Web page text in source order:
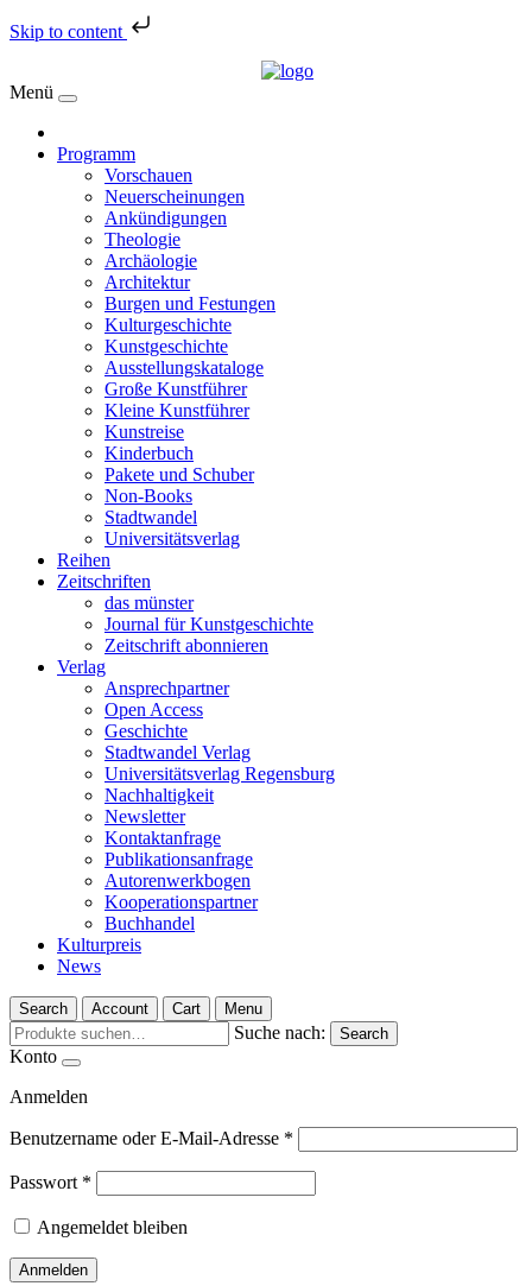
Skip to content
Menü
Programm
Vorschauen
Neuerscheinungen
Ankündigungen
Theologie
Archäologie
Architektur
Burgen und Festungen
Kulturgeschichte
Kunstgeschichte
Ausstellungskataloge
Große Kunstführer
Kleine Kunstführer
Kunstreise
Kinderbuch
Pakete und Schuber
Non-Books
Stadtwandel
Universitätsverlag
Reihen
Zeitschriften
das münster
Journal für Kunstgeschichte
Zeitschrift abonnieren
Verlag
Ansprechpartner
Open Access
Geschichte
Stadtwandel Verlag
Universitätsverlag Regensburg
Nachhaltigkeit
Newsletter
Kontaktanfrage
Publikationsanfrage
Autorenwerkbogen
Kooperationspartner
Buchhandel
Kulturpreis
News
Search Account Cart Menu
Suche nach: Search
Konto
Anmelden
Benutzername oder E-Mail-Adresse *
Passwort *
Angemeldet bleiben
Anmelden